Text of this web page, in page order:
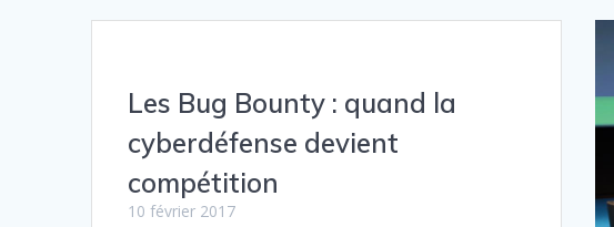
Les Bug Bounty : quand la
cyberdéfense devient
compétition
10 février 2017